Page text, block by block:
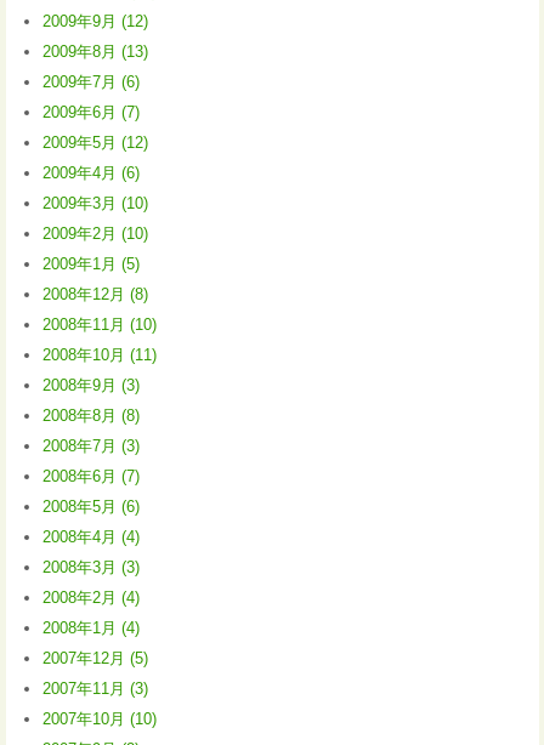
2009年9月 (12)
2009年8月 (13)
2009年7月 (6)
2009年6月 (7)
2009年5月 (12)
2009年4月 (6)
2009年3月 (10)
2009年2月 (10)
2009年1月 (5)
2008年12月 (8)
2008年11月 (10)
2008年10月 (11)
2008年9月 (3)
2008年8月 (8)
2008年7月 (3)
2008年6月 (7)
2008年5月 (6)
2008年4月 (4)
2008年3月 (3)
2008年2月 (4)
2008年1月 (4)
2007年12月 (5)
2007年11月 (3)
2007年10月 (10)